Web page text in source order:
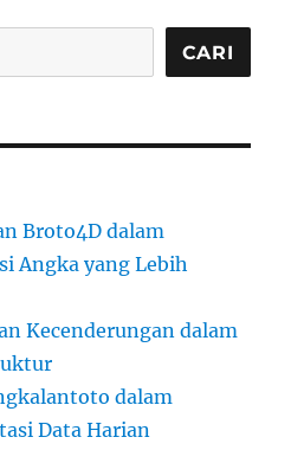
CARI
Broto4D dalam
Angka yang Lebih
Kecenderungan dalam
dalam
Data Harian